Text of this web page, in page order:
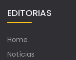
EDITORIAS
Home
Notícias